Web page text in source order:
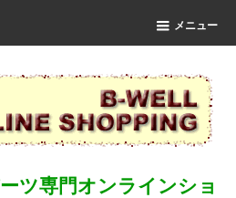
メニュー
ツ専門オンラインショ